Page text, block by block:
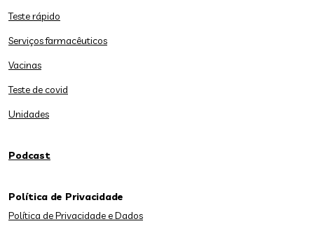
Teste rápido
Serviços farmacêuticos
Vacinas
Teste de covid
Unidades
Podcast
Política de Privacidade
Política de Privacidade e Dados